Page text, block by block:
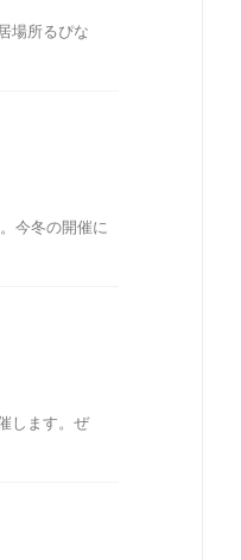
場所るぴな
今冬の開催に
します。ぜ